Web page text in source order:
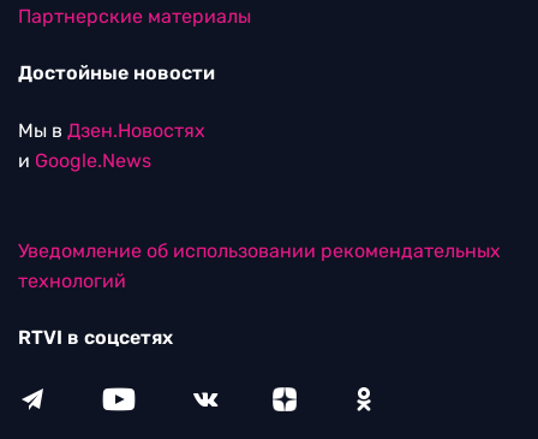
Партнерские материалы
Достойные новости
Мы в Дзен.Новостях
и Google.News
Уведомление об использовании рекомендательных
технологий
RTVI в соцсетях